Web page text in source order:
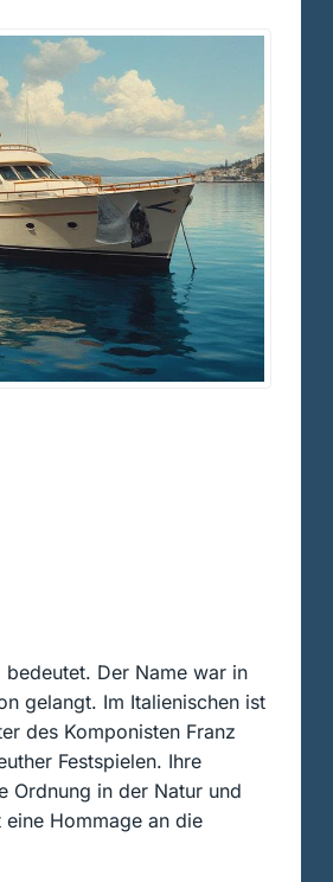
Der Name war in
gelangt. Im Italienischen ist
des Komponisten Franz
Festspielen. Ihre
Ordnung in der Natur und
Hommage an die